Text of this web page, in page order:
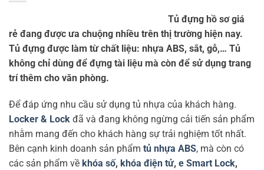
Tủ đựng hồ sơ giá
rẻ đang được ưa chuộng nhiều trên thị trường hiện nay.
Tủ đựng được làm từ chất liệu: nhựa ABS, sắt, gỗ,… Tủ
không chỉ dùng để đựng tài liệu mà còn để sử dụng trang
trí thêm cho văn phòng.
Để đáp ứng nhu cầu sử dụng tủ nhựa của khách hàng.
Locker & Lock đã và đang không ngừng cải tiến sản phẩm
nhằm mang đến cho khách hàng sự trải nghiệm tốt nhất.
Bên cạnh kinh doanh sản phẩm tủ nhựa ABS, mà còn có
các sản phẩm về khóa số, khóa điện tử, e Smart Lock,